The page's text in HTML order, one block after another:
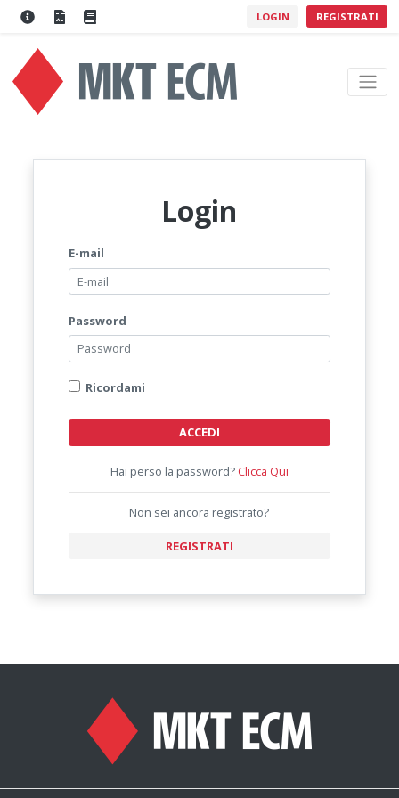
LOGIN REGISTRATI
Login
E-mail
Password
Ricordami
ACCEDI
Hai perso la password? Clicca Qui
Non sei ancora registrato?
REGISTRATI